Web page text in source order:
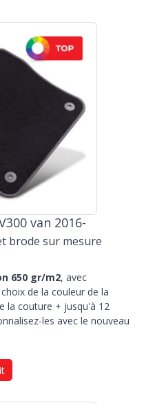
van 2016-
brode sur mesure
650 gr/m2, avec
de la couleur de la
la couture + jusqu'à 12
les avec le nouveau